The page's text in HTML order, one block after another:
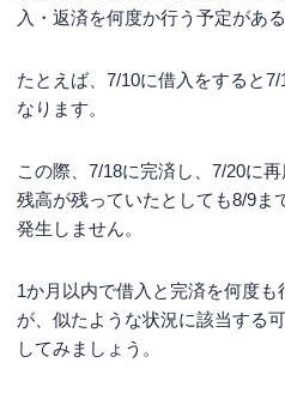
入・返済を何度か行う予定があ
たとえば、7/10に借入をすると
なります。
この際、7/18に完済し、7/20に
残高が残っていたとしても8/9ま
発生しません。
1か月以内で借入と完済を何度
が、似たような状況に該当する
してみましょう。